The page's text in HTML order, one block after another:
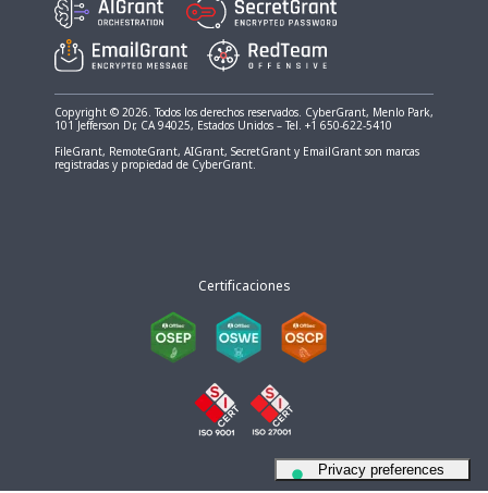
Copyright © 2026. Todos los derechos reservados. CyberGrant, Menlo Park,
101 Jefferson Dr, CA 94025, Estados Unidos – Tel. +1 650-622-5410
FileGrant, RemoteGrant, AIGrant, SecretGrant y EmailGrant son marcas
registradas y propiedad de CyberGrant.
Certificaciones